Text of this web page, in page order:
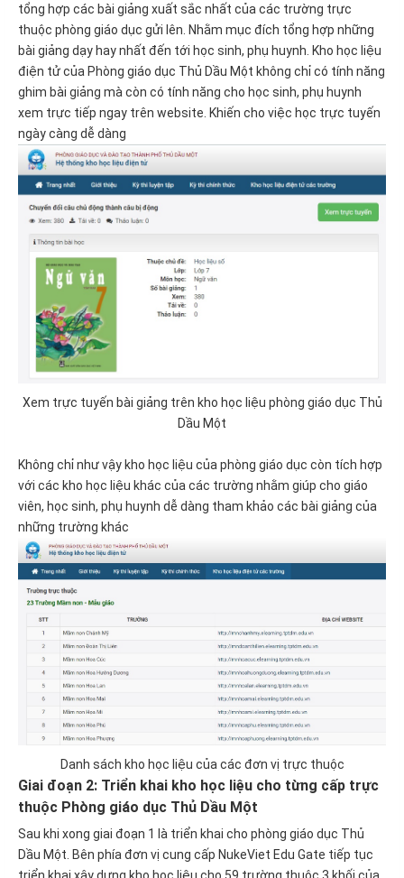
tổng hợp các bài giảng xuất sắc nhất của các trường trực
thuộc phòng giáo dục gửi lên. Nhằm mục đích tổng hợp những
bài giảng dạy hay nhất đến tới học sinh, phụ huynh. Kho học liệu
điện tử của Phòng giáo dục Thủ Dầu Một không chỉ có tính năng
ghim bài giảng mà còn có tính năng cho học sinh, phụ huynh
xem trực tiếp ngay trên website. Khiến cho việc học trực tuyến
ngày càng dễ dàng
Xem trực tuyến bài giảng trên kho học liệu phòng giáo dục Thủ
Dầu Một
Không chỉ như vậy kho học liệu của phòng giáo dục còn tích hợp
với các kho học liệu khác của các trường nhằm giúp cho giáo
viên, học sinh, phụ huynh dễ dàng tham khảo các bài giảng của
những trường khác
Danh sách kho học liệu của các đơn vị trực thuộc
Giai đoạn 2: Triển khai kho học liệu cho từng cấp trực
thuộc Phòng giáo dục Thủ Dầu Một
Sau khi xong giai đoạn 1 là triển khai cho phòng giáo dục Thủ
Dầu Một. Bên phía đơn vị cung cấp NukeViet Edu Gate tiếp tục